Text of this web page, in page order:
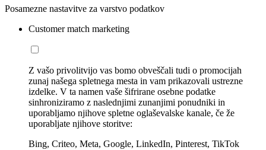
Posamezne nastavitve za varstvo podatkov
Customer match marketing
Z vašo privolitvijo vas bomo obveščali tudi o promocijah
zunaj našega spletnega mesta in vam prikazovali ustrezne
izdelke. V ta namen vaše šifrirane osebne podatke
sinhroniziramo z naslednjimi zunanjimi ponudniki in
uporabljamo njihove spletne oglaševalske kanale, če že
uporabljate njihove storitve:
Bing, Criteo, Meta, Google, LinkedIn, Pinterest, TikTok